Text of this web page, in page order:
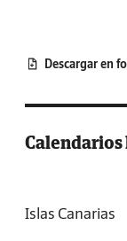
Descargar en
Calendarios
Islas Canarias